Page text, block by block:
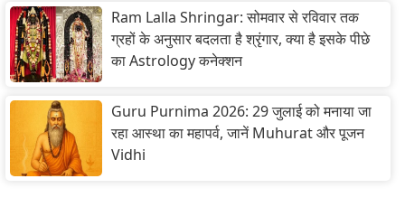
Ram Lalla Shringar: सोमवार से रविवार तक
ग्रहों के अनुसार बदलता है श्रृंगार, क्या है इसके पीछे
का Astrology कनेक्शन
Guru Purnima 2026: 29 जुलाई को मनाया जा
रहा आस्था का महापर्व, जानें Muhurat और पूजन
Vidhi